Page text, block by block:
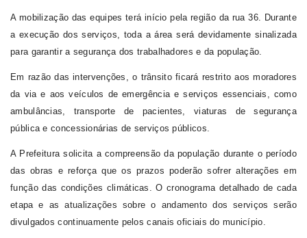
A mobilização das equipes terá início pela região da rua 36. Durante
a execução dos serviços, toda a área será devidamente sinalizada
para garantir a segurança dos trabalhadores e da população.
Em razão das intervenções, o trânsito ficará restrito aos moradores
da via e aos veículos de emergência e serviços essenciais, como
ambulâncias, transporte de pacientes, viaturas de segurança
pública e concessionárias de serviços públicos.
A Prefeitura solicita a compreensão da população durante o período
das obras e reforça que os prazos poderão sofrer alterações em
função das condições climáticas. O cronograma detalhado de cada
etapa e as atualizações sobre o andamento dos serviços serão
divulgados continuamente pelos canais oficiais do município.